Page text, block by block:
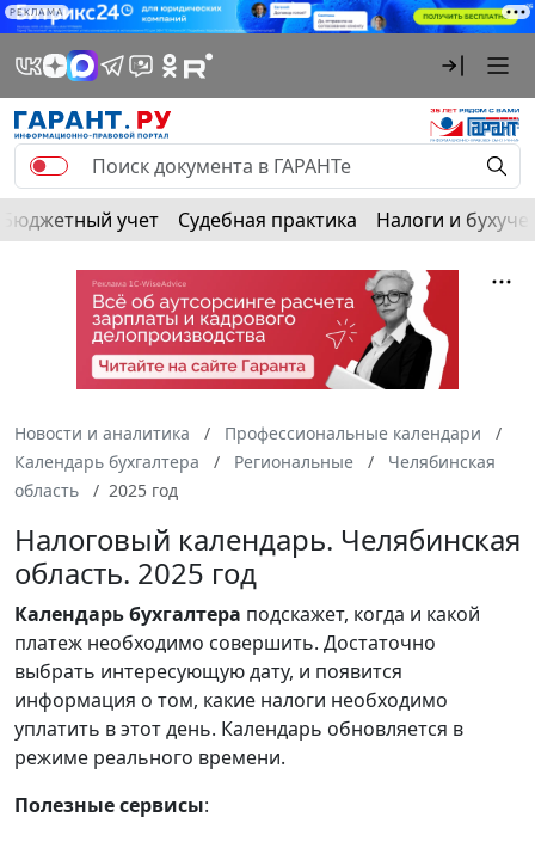
РЕКЛАМА
Бюджетный учет Судебная практика Налоги и
Новости и аналитика
Профессиональные календари
Календарь бухгалтера
Региональные
Челябинская
область
2025 год
Налоговый календарь. Челябинская
область. 2025 год
Календарьбухгалтера подскажет, когда и какой
платеж необходимо совершить. Достаточно
выбрать интересующую дату, и появится
информация о том, какие налоги необходимо
уплатить в этот день. Календарь обновляется в
режиме реального времени.
Полезные сервисы: